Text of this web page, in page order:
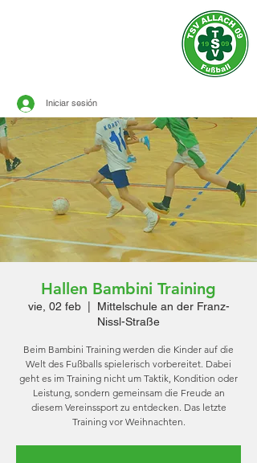
Iniciar sesión
Hallen Bambini Training
vie, 02 feb
  |
Mittelschule an der Franz-
Nissl-Straße
Beim Bambini Training werden die Kinder auf die
Welt des Fußballs spielerisch vorbereitet. Dabei
geht es im Training nicht um Taktik, Kondition oder
Leistung, sondern gemeinsam die Freude an
diesem Vereinssport zu entdecken. Das letzte
Training vor Weihnachten.